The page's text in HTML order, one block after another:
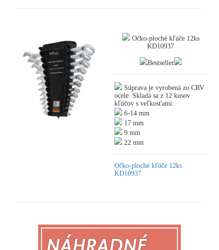
Očko-ploché kľúče 12ks
KD10937
Bestseller
Súprava je vyrobená zo CRV
ocele. Skladá sa z 12 kusov
kľúčov s veľkosťami:
6-14 mm
17 mm
9 mm
22 mm
Očko-ploché kľúče 12ks
KD10937